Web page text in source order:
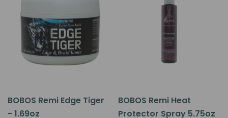
BOBOS Remi Edge Tiger
- 1.69oz
BOBOS Remi Heat
Protector Spray 5.75oz